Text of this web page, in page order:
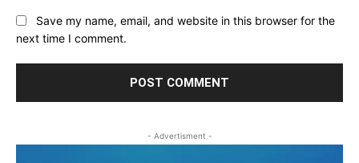
Save my name, email, and website in this browser for the
next time I comment.
- Advertisment -